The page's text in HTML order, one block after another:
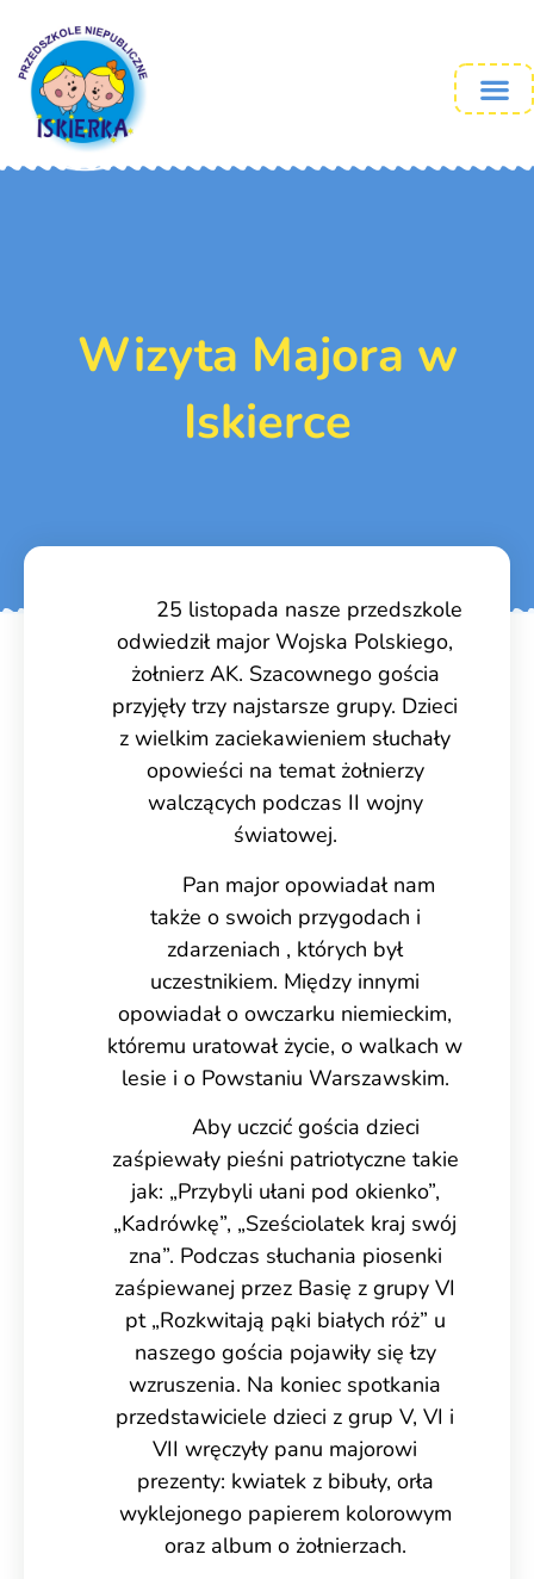
Wizyta Majora w
Iskierce
25 listopada nasze przedszkole
odwiedził major Wojska Polskiego,
żołnierz AK. Szacownego gościa
przyjęły trzy najstarsze grupy. Dzieci
z wielkim zaciekawieniem słuchały
opowieści na temat żołnierzy
walczących podczas II wojny
światowej.
Pan major opowiadał nam
także o swoich przygodach i
zdarzeniach , których był
uczestnikiem. Między innymi
opowiadał o owczarku niemieckim,
któremu uratował życie, o walkach w
lesie i o Powstaniu Warszawskim.
Aby uczcić gościa dzieci
zaśpiewały pieśni patriotyczne takie
jak: „Przybyli ułani pod okienko”,
„Kadrówkę”, „Sześciolatek kraj swój
zna”. Podczas słuchania piosenki
zaśpiewanej przez Basię z grupy VI
pt „Rozkwitają pąki białych róż” u
naszego gościa pojawiły się łzy
wzruszenia. Na koniec spotkania
przedstawiciele dzieci z grup V, VI i
VII wręczyły panu majorowi
prezenty: kwiatek z bibuły, orła
wyklejonego papierem kolorowym
oraz album o żołnierzach.